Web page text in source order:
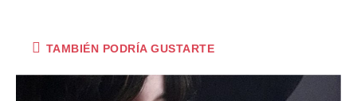
TAMBIÉN PODRÍA GUSTARTE